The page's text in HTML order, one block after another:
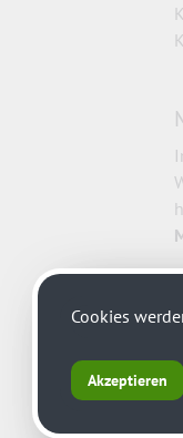
Cookies
Akzeptieren